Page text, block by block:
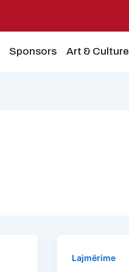
Sponsors Art & Culture
Lajmërime